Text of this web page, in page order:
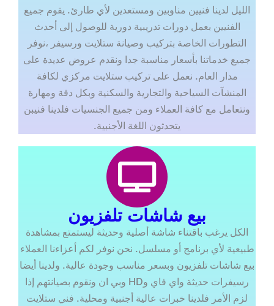
الليل لدينا فنيين مناوبين ومستعدين لأي طارئ. يقوم جميع
الفنيين بعمل دورات تدريبية دورية للوصول إلى أحدث
التطورات الخاصة بتركيب وصيانة ستلايت ورسيفر ،نوفر
جميع خدماتنا بأسعار مناسبة جدا ونقدم عروض عديدة على
مدار العام. نعمل على تركيب ستلايت مركزي لكافة
المنشآت السياحية والتجارية والسكنية وبكل دقة ومهارة
ونتعامل مع كافة العملاء ومن جميع الجنسيات فلدينا فنيبن
يتحدثون اللغة الأجنبية.
بيع شاشات تلفزيون
الكل يرغب باقتناء شاشة أصلية وحديثة ليستمتع بمشاهدة
طبيعية لأي برنامج أو مسلسل. نحن نوفر لكم أعزاءنا العملاء
بيع شاشات تلفزيون وبسعر مناسب وجودة عالية. ولدينا أيضا
رسيفرات حديثة واي فاي وHD وبي ان ونقوم بصيانتهم إذا
لزم الأمر فلدينا خبرات عالية أجنبية ومحلية. فني ستلايت